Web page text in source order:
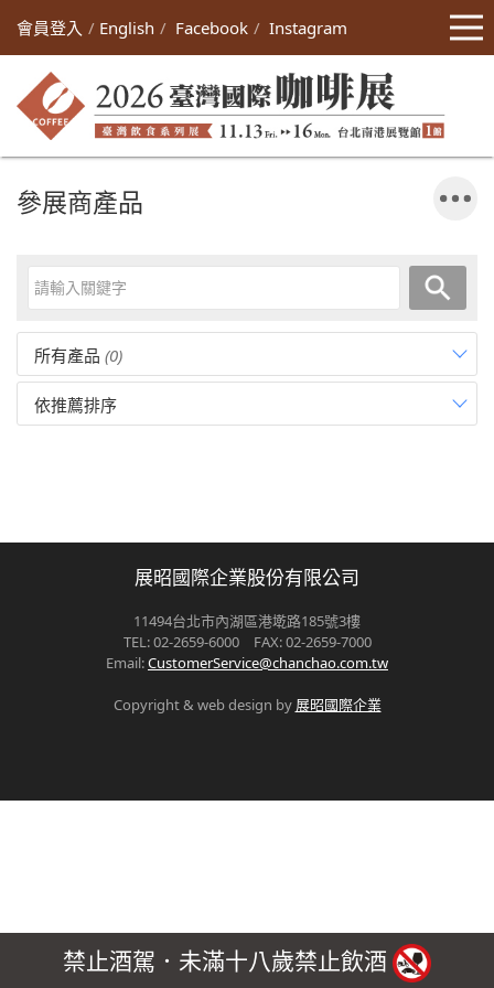
會員登入 English Facebook Instagram
參展商產品
所有產品 (0)
依推薦排序
展昭國際企業股份有限公司
11494台北市內湖區港墘路185號3樓
TEL: 02-2659-6000 FAX: 02-2659-7000
Email:CustomerService@chanchao.com.tw
Copyright & web design by 展昭國際企業
禁止酒駕．未滿十八歲禁止飲酒